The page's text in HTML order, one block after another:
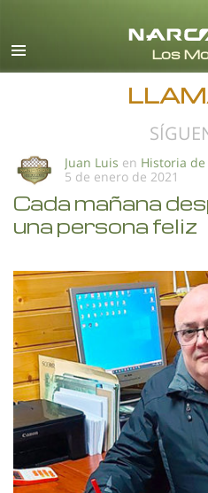
Juan Luis en Historia
5 de enero de 2021
Cada mañana
una persona feliz